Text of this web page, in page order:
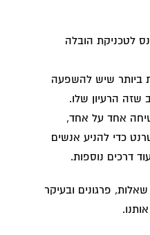
לטכניקת הובלה
ביותר שיש להשפעה
שזה הרעיון שלו.
אחד על אחד,
כדי להניע אנשים
דרכים נוספות.
פרגונים ובעיקר